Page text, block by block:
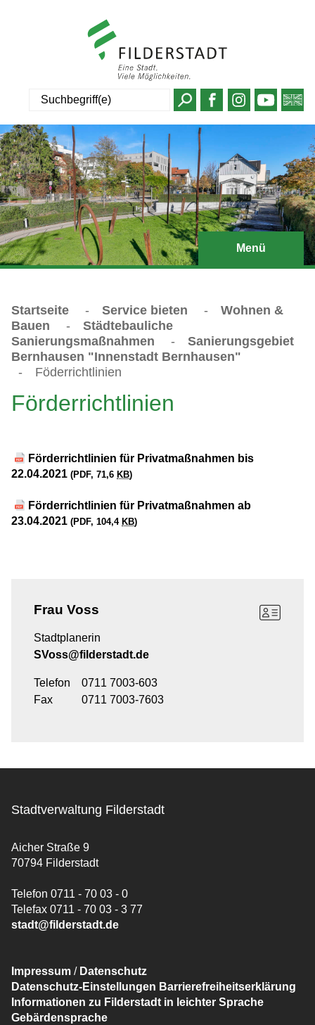
Menü
Startseite - Service bieten -
Wohnen &
Bauen
-
Städtebauliche
Sanierungsmaßnahmen
-
Sanierungsgebiet
Bernhausen "Innenstadt Bernhausen"
-
Föderrichtlinien
Förderrichtlinien
Förderrichtlinien für Privatmaßnahmen bis
22.04.2021 (PDF, 71,6 KB)
Förderrichtlinien für Privatmaßnahmen ab
23.04.2021 (PDF, 104,4 KB)
Frau Voss
Stadtplanerin
SVoss@filderstadt.de
Telefon
0711 7003-603
Fax
0711 7003-7603
Stadtverwaltung Filderstadt
Aicher Straße 9
70794 Filderstadt
Telefon 0711 - 70 03 - 0
Telefax 0711 - 70 03 - 3 77
stadt@filderstadt.de
Impressum / Datenschutz
Datenschutz-Einstellungen Barrierefreiheitserklärung
Informationen zu Filderstadt in leichter Sprache
Gebärdensprache